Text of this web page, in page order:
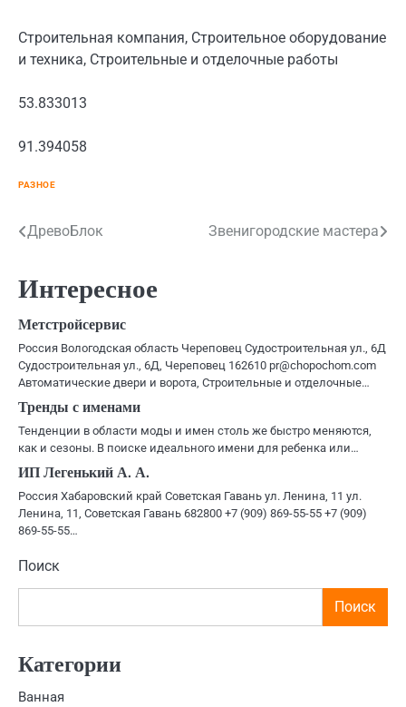
Строительная компания, Строительное оборудование
и техника, Строительные и отделочные работы
53.833013
91.394058
РАЗНОЕ
Навигация
записям
ДревоБлок Звенигородские мастера
Интересное
Метстройсервис
Россия Вологодская область Череповец Судостроительная ул., 6Д
Судостроительная ул., 6Д, Череповец 162610 pr@chopochom.com
Автоматические двери и ворота, Строительные и отделочные…
Тренды с именами
Тенденции в области моды и имен столь же быстро меняются,
как и сезоны. В поиске идеального имени для ребенка или…
ИП Легенький А. А.
Россия Хабаровский край Советская Гавань ул. Ленина, 11 ул.
Ленина, 11, Советская Гавань 682800 +7 (909) 869-55-55 +7 (909)
869-55-55…
Поиск
Поиск
Категории
Ванная